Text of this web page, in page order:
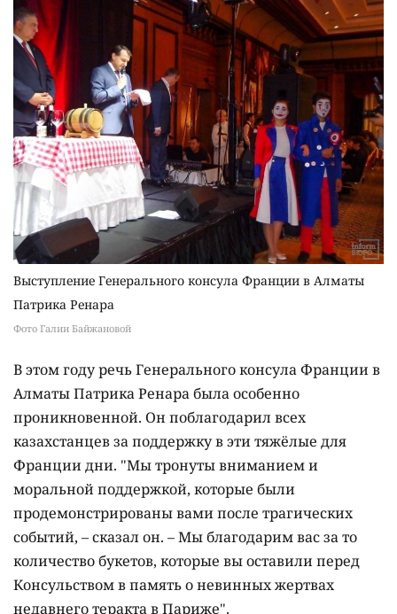
Фото Галии Байжановой
Выступление Генерального консула Франции в Алматы
Патрика Ренара
В этом году речь Генерального консула Франции в
Алматы Патрика Ренара была особенно
проникновенной. Он поблагодарил всех
казахстанцев за поддержку в эти тяжёлые для
Франции дни. "Мы тронуты вниманием и
моральной поддержкой, которые были
продемонстрированы вами после трагических
событий, – сказал он. – Мы благодарим вас за то
количество букетов, которые вы оставили перед
Консульством в память о невинных жертвах
недавнего теракта в Париже".